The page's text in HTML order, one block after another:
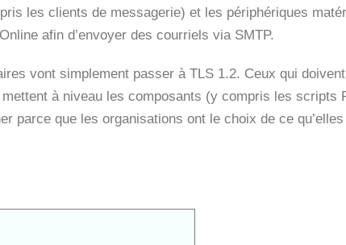
les clients de messagerie) et les périphériques
afin d’envoyer des courriels via SMTP.
vont simplement passer à TLS 1.2. Ceux qui
à niveau les composants (y compris les scripts
parce que les organisations ont le choix de ce qu’elles